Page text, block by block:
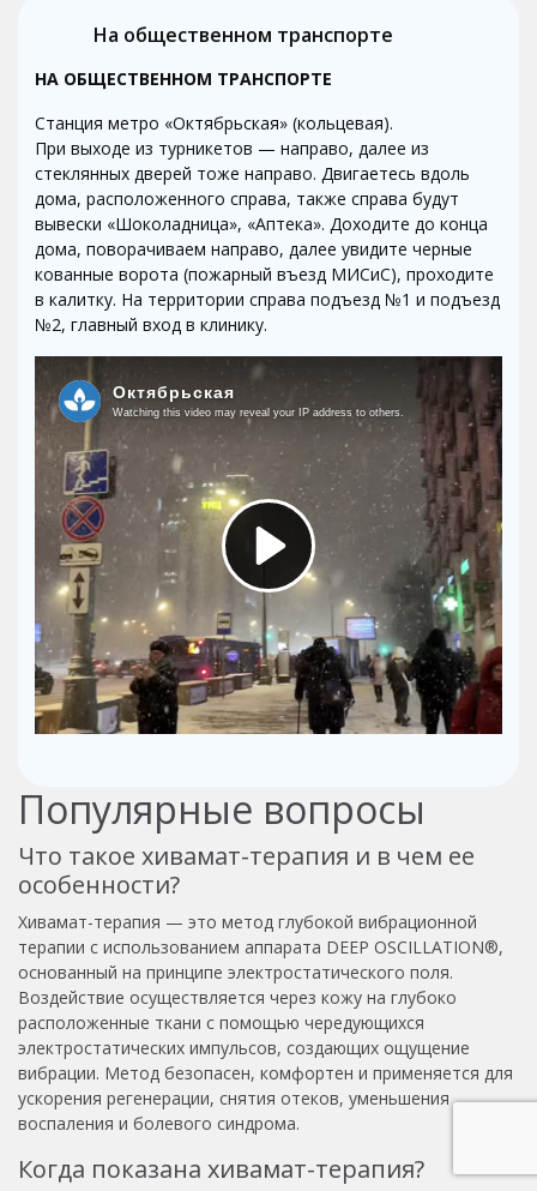
На общественном транспорте
НА ОБЩЕСТВЕННОМ ТРАНСПОРТЕ
Станция метро «Октябрьская» (кольцевая).
При выходе из турникетов — направо, далее из
стеклянных дверей тоже направо. Двигаетесь вдоль
дома, расположенного справа, также справа будут
вывески «Шоколадница», «Аптека». Доходите до конца
дома, поворачиваем направо, далее увидите черные
кованные ворота (пожарный въезд МИСиС), проходите
в калитку. На территории справа подъезд №1 и подъезд
№2, главный вход в клинику.
Популярные вопросы
Что такое хивамат-терапия и в чем ее
особенности?
Хивамат-терапия — это метод глубокой вибрационной
терапии с использованием аппарата DEEP OSCILLATION®,
основанный на принципе электростатического поля.
Воздействие осуществляется через кожу на глубоко
расположенные ткани с помощью чередующихся
электростатических импульсов, создающих ощущение
вибрации. Метод безопасен, комфортен и применяется для
ускорения регенерации, снятия отеков, уменьшения
воспаления и болевого синдрома.
Когда показана хивамат-терапия?